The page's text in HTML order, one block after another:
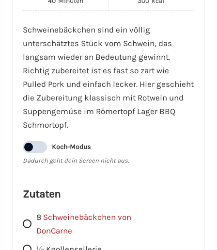
Schweinebäckchen sind ein völlig
unterschätztes Stück vom Schwein, das
langsam wieder an Bedeutung gewinnt.
Richtig zubereitet ist es fast so zart wie
Pulled Pork und einfach lecker. Hier geschieht
die Zubereitung klassisch mit Rotwein und
Suppengemüse im Römertopf Lager BBQ
Schmortopf.
Koch-Modus
Dadurch geht dein Screen nicht aus.
Zutaten
8 Schweinebäckchen von
DonCarne